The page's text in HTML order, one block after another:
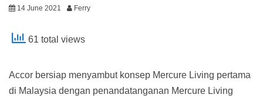
14 June 2021 Ferry
61 total views
Accor bersiap menyambut konsep Mercure Living pertama
di Malaysia dengan penandatanganan Mercure Living